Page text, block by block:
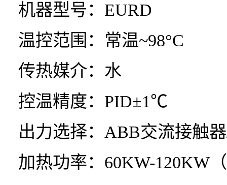
机器型号：EURD
温控范围：常温~98°C
传热媒介：水
控温精度：PID±1℃
出力选择：ABB交流接触
加热功率：60KW-120KW